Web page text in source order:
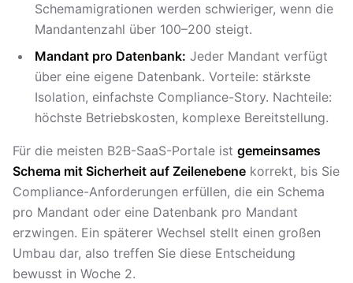
Schemamigrationen werden schwieriger, wenn die
Mandantenzahl über 100–200 steigt.
Mandant pro Datenbank: Jeder Mandant verfügt
über eine eigene Datenbank. Vorteile: stärkste
Isolation, einfachste Compliance-Story. Nachteile:
höchste Betriebskosten, komplexe Bereitstellung.
Für die meisten B2B-SaaS-Portale ist gemeinsames
Schema mit Sicherheit auf Zeilenebene korrekt, bis Sie
Compliance-Anforderungen erfüllen, die ein Schema
pro Mandant oder eine Datenbank pro Mandant
erzwingen. Ein späterer Wechsel stellt einen großen
Umbau dar, also treffen Sie diese Entscheidung
bewusst in Woche 2.